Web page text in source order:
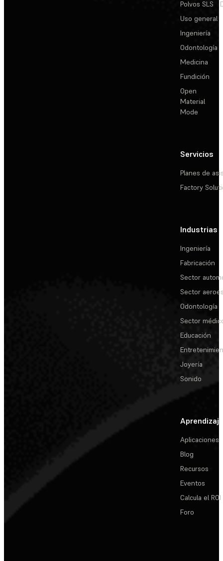
Polvos SLS
Uso general
Ingeniería
Odontología
Medicina
Fundición
Open
Material
Mode
Servicios
Planes de
Factory
Industrias
Ingeniería
Fabricación
Sector
Sector
Odontología
Sector
Educación
Joyería
Sonido
Aprendizaje
Aplicaciones
Blog
Recursos
Eventos
Calcula el ROI
Foro